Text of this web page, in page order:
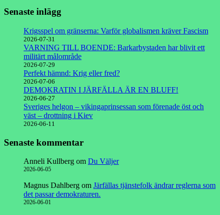
Senaste inlägg
Krigsspel om gränserna: Varför globalismen kräver Fascism
2026-07-31
VARNING TILL BOENDE: Barkarbystaden har blivit ett
militärt målområde
2026-07-29
Perfekt hämnd: Krig eller fred?
2026-07-06
DEMOKRATIN I JÄRFÄLLA ÄR EN BLUFF!
2026-06-27
Sveriges helgon – vikingaprinsessan som förenade öst och
väst – drottning i Kiev
2026-06-11
Senaste kommentar
Anneli Kullberg om Du Väljer
2026-06-05
Magnus Dahlberg om Järfällas tjänstefolk ändrar reglerna som
det passar demokraturen.
2026-06-01